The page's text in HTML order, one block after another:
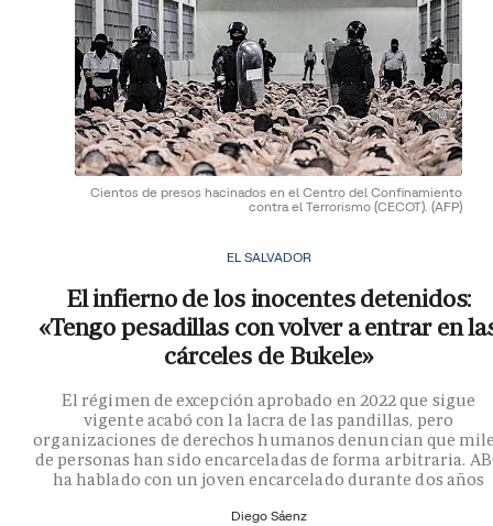
Cientos de presos hacinados en el Centro del Confinamiento
contra el Terrorismo (CECOT). (AFP)
EL SALVADOR
El infierno de los inocentes detenidos:
«Tengo pesadillas con volver a entrar en
cárceles de Bukele»
El régimen de excepción aprobado en 2022 que sigue
vigente acabó con la lacra de las pandillas, pero
organizaciones de derechos humanos denuncian que
de personas han sido encarceladas de forma arbitraria.
ha hablado con un joven encarcelado durante dos años
Diego Sáenz